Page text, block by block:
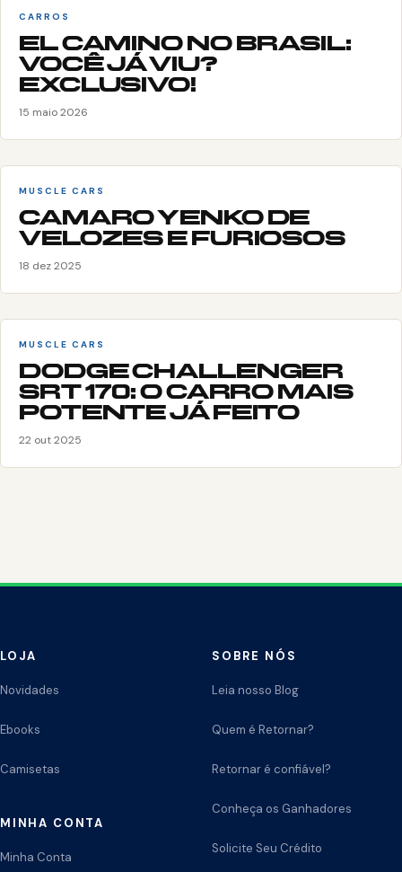
CARROS
EL CAMINO NO BRASIL:
VOCÊ JÁ VIU?
EXCLUSIVO!
15 maio 2026
MUSCLE CARS
CAMARO YENKO DE
VELOZES E FURIOSOS
18 dez 2025
MUSCLE CARS
DODGE CHALLENGER
SRT 170: O CARRO MAIS
POTENTE JÁ FEITO
22 out 2025
LOJA
Novidades
Ebooks
Camisetas
MINHA CONTA
Minha Conta
SOBRE NÓS
Leia nosso Blog
Quem é Retornar?
Retornar é confiável?
Conheça os Ganhadores
Solicite Seu Crédito